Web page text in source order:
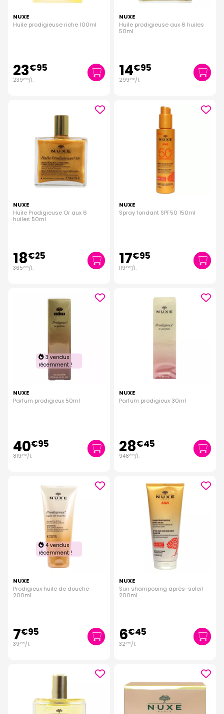
NUXE
Huile prodigieuse riche 100ml
23€95
239€50/l.
NUXE
Huile prodigieuse aux 6 huiles
50ml
14€95
299€00/l.
NUXE
Huile Prodigieuse Or aux 6
huiles 50ml
18€25
365€00/l.
NUXE
Spray fondant SPF50 150ml
17€95
119€67/l.
3 vendus
récemment !
NUXE
Parfum prodigieux 50ml
40€95
819€00/l.
NUXE
Parfum prodigieux 30ml
28€45
948€33/l.
4 vendus
récemment !
NUXE
Prodigieux huile de douche
200ml
7€95
39€75/l.
NUXE
Sun shampooing après-soleil
200ml
6€45
32€25/l.